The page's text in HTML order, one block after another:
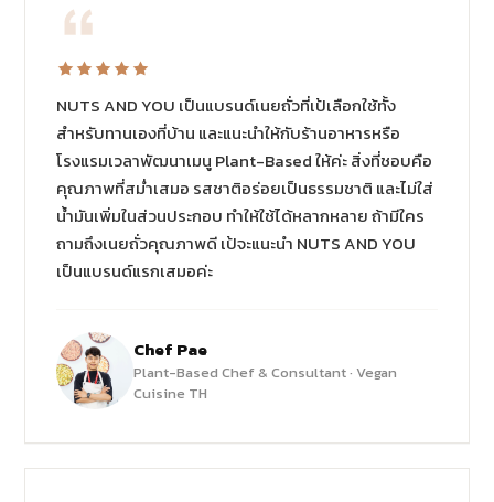
NUTS AND YOU เป็นแบรนด์เนยถั่วที่เป้เลือกใช้ทั้ง
สำหรับทานเองที่บ้าน และแนะนำให้กับร้านอาหารหรือ
โรงแรมเวลาพัฒนาเมนู Plant-Based ให้ค่ะ สิ่งที่ชอบคือ
คุณภาพที่สม่ำเสมอ รสชาติอร่อยเป็นธรรมชาติ และไม่ใส่
น้ำมันเพิ่มในส่วนประกอบ ทำให้ใช้ได้หลากหลาย ถ้ามีใคร
ถามถึงเนยถั่วคุณภาพดี เป้จะแนะนำ NUTS AND YOU
เป็นแบรนด์แรกเสมอค่ะ
Chef Pae
Plant-Based Chef & Consultant · Vegan
Cuisine TH